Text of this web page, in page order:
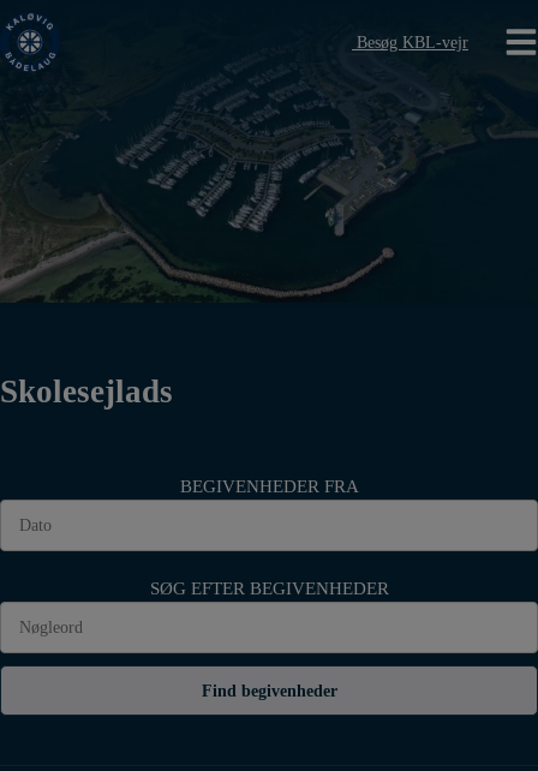
Hop
til
indholdet
Besøg KBL-vejr
Skolesejlads
BEGIVENHEDER FRA
SØG EFTER BEGIVENHEDER
Find begivenheder